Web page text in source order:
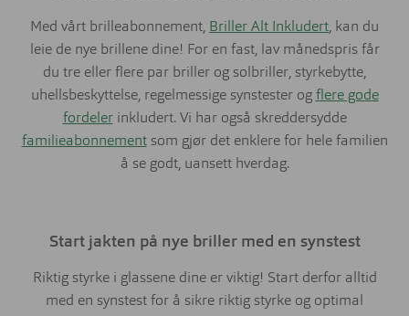
Med vårt brilleabonnement, Briller Alt Inkludert, kan du
leie de nye brillene dine! For en fast, lav månedspris får
du tre eller flere par briller og solbriller, styrkebytte,
uhellsbeskyttelse, regelmessige synstester og flere gode
fordelerinkludert. Vi har også skreddersydde
familieabonnementsom gjør det enklere for hele familien
å se godt, uansett hverdag.
Start jakten på nye briller med en synstest
Riktig styrke i glassene dine er viktig! Start derfor alltid
med en synstest for å sikre riktig styrke og optimal